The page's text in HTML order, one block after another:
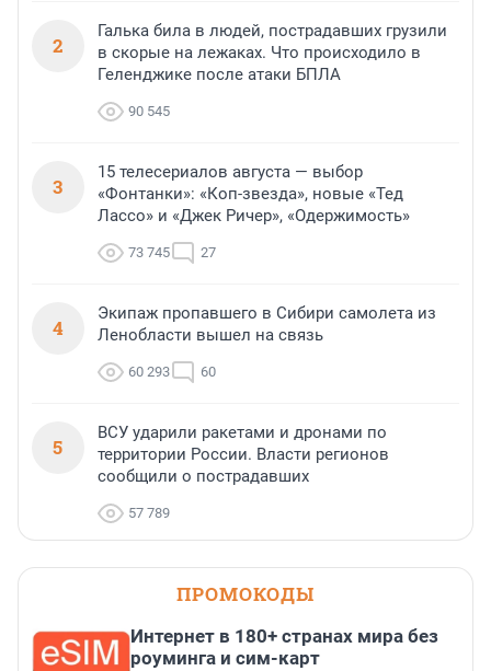
2
Галька била в людей, пострадавших грузили
в скорые на лежаках. Что происходило в
Геленджике после атаки БПЛА
90 545
3
15 телесериалов августа — выбор
«Фонтанки»: «Коп-звезда», новые «Тед
Лассо» и «Джек Ричер», «Одержимость»
73 745 27
4
Экипаж пропавшего в Сибири самолета из
Ленобласти вышел на связь
60 293 60
5
ВСУ ударили ракетами и дронами по
территории России. Власти регионов
сообщили о пострадавших
57 789
ПРОМОКОДЫ
Интернет в 180+ странах мира без
роуминга и сим-карт